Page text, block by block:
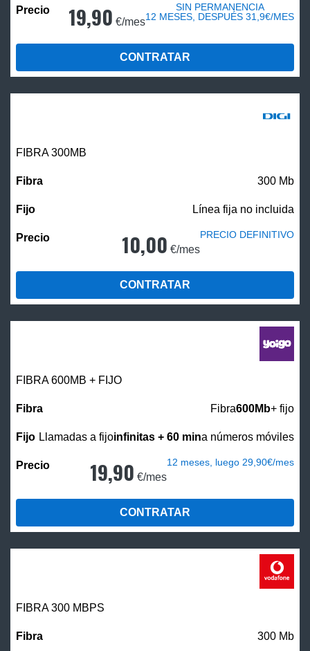
19,90 €/mes
SIN PERMANENCIA
12 MESES, DESPUÉS 31,9€/MES
CONTRATAR
FIBRA 300MB
300 Mb
Línea fija no incluida
10,00 €/mes
PRECIO DEFINITIVO
CONTRATAR
FIBRA 600MB + FIJO
Fibra600Mb+ fijo
Llamadas a fijoinfinitas + 60 mina números móviles
19,90 €/mes
12 meses, luego 29,90€/mes
CONTRATAR
FIBRA 300 MBPS
300 Mb